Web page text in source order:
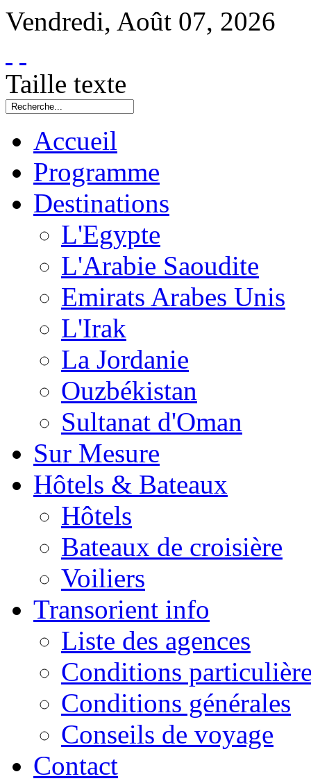
Vendredi, Août 07, 2026
Taille texte
Accueil
Programme
Destinations
L'Egypte
L'Arabie Saoudite
Emirats Arabes Unis
L'Irak
La Jordanie
Ouzbékistan
Sultanat d'Oman
Sur Mesure
Hôtels & Bateaux
Hôtels
Bateaux de croisière
Voiliers
Transorient info
Liste des agences
Conditions
Conditions générales
Conseils de voyage
Contact